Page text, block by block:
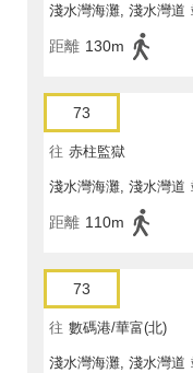
淺水灣海灘, 淺水灣道
距離 130m
73
往 赤柱監獄
淺水灣海灘, 淺水灣道
距離 110m
73
往 數碼港/華富(北)
淺水灣海灘, 淺水灣道